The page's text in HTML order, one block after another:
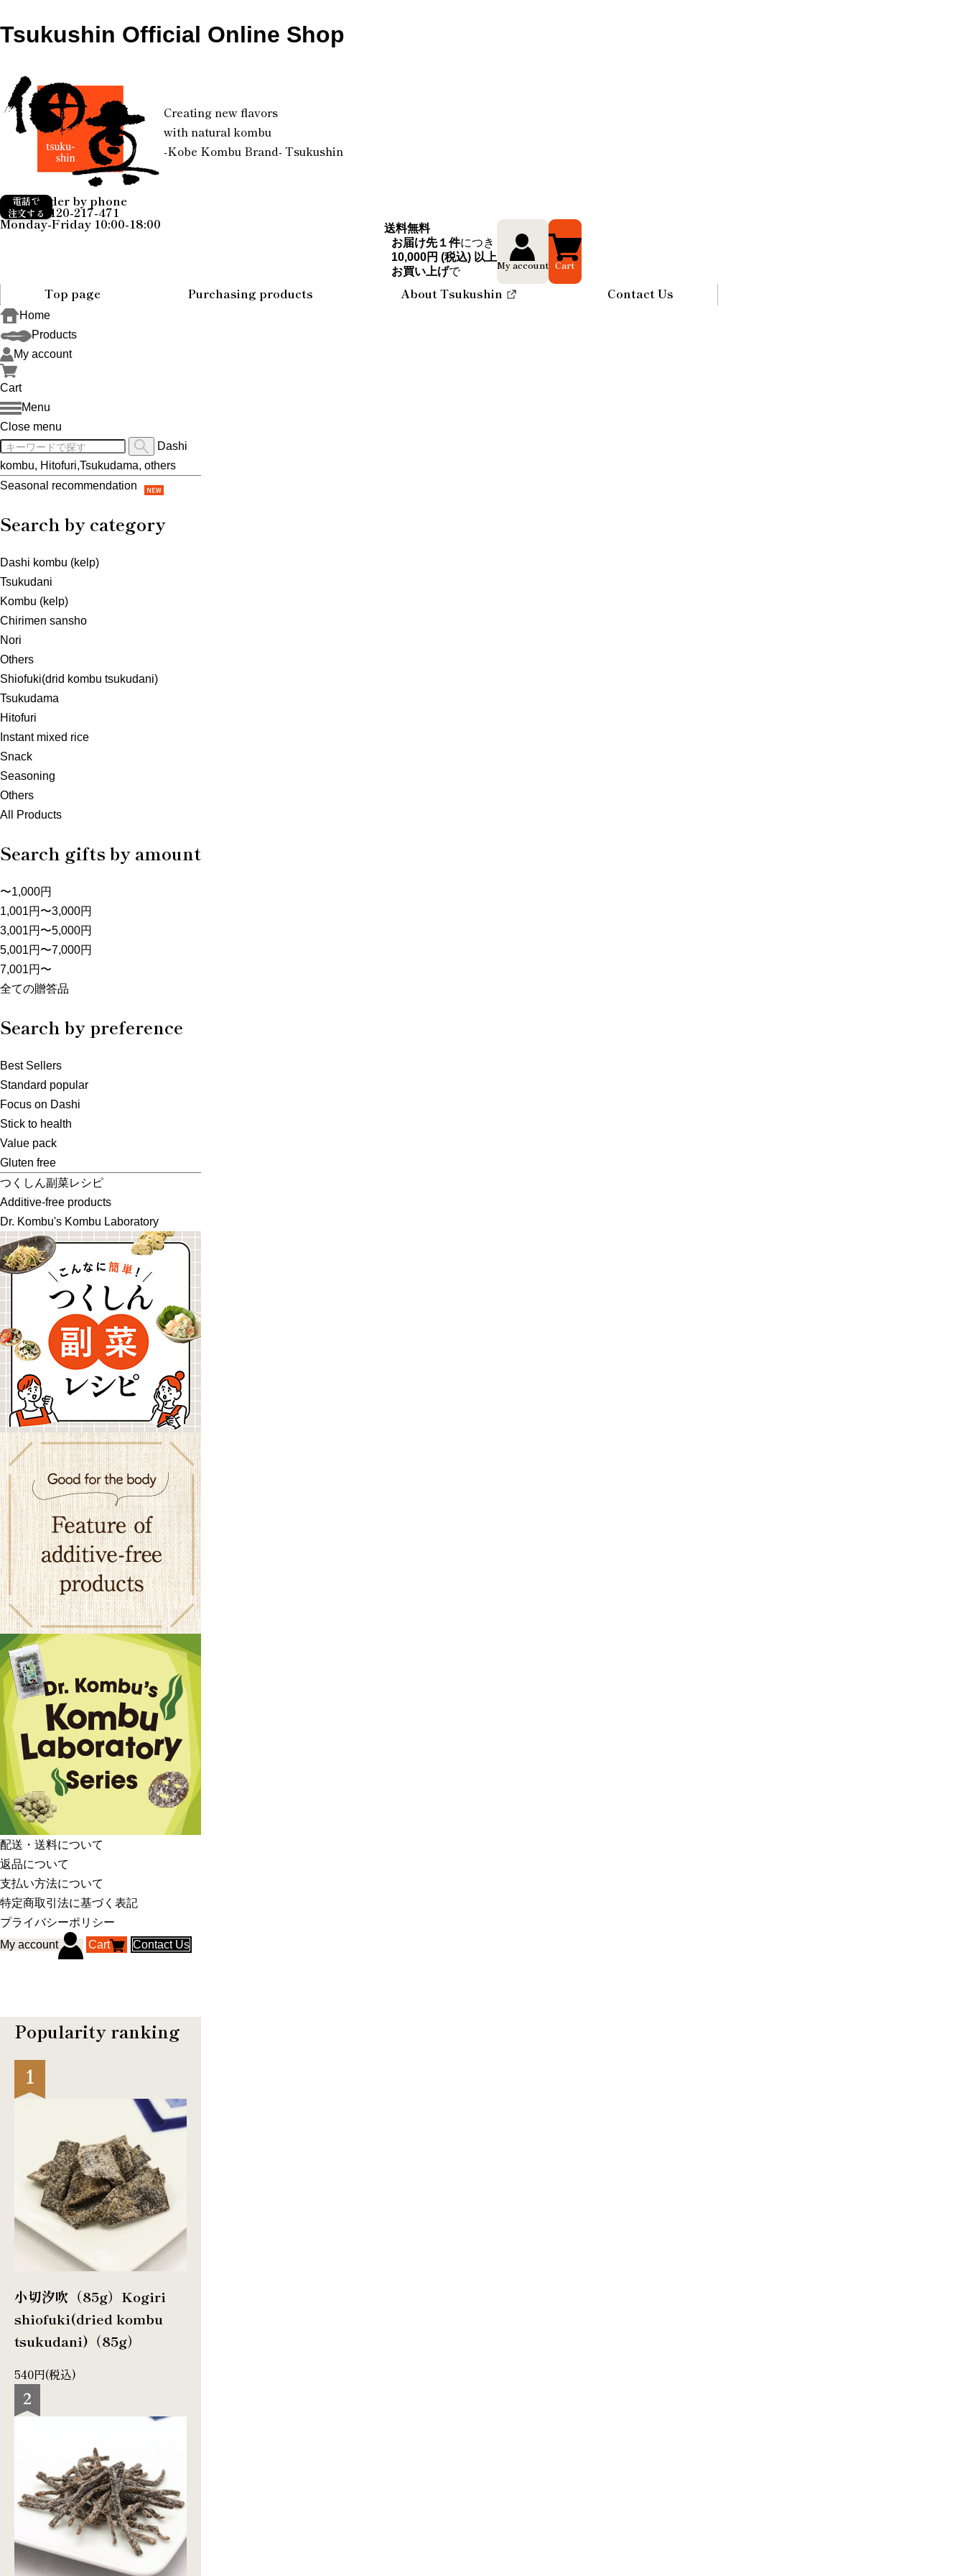
Tsukushin Official Online Shop
Creating new flavors
with natural kombu
-Kobe Kombu Brand- Tsukushin
Order by phone
0120-217-471
Monday-Friday 10:00-18:00
電話で
注文する
送料無料
お届け先１件につき
10,000円 (税込) 以上
お買い上げで
My account Cart
Top page Purchasing products About Tsukushin Contact Us
Home
Products
My account
Cart
Menu
Close menu
Dashi
kombu, Hitofuri,Tsukudama, others
Seasonal recommendation
Search by category
Dashi kombu (kelp)
Tsukudani
Kombu (kelp)
Chirimen sansho
Nori
Others
Shiofuki(drid kombu tsukudani)
Tsukudama
Hitofuri
Instant mixed rice
Snack
Seasoning
Others
All Products
Search gifts by amount
〜1,000円
1,001円〜3,000円
3,001円〜5,000円
5,001円〜7,000円
7,001円〜
全ての贈答品
Search by preference
Best Sellers
Standard popular
Focus on Dashi
Stick to health
Value pack
Gluten free
つくしん副菜レシピ
Additive-free products
Dr. Kombu's Kombu Laboratory
配送・送料について
返品について
支払い方法について
特定商取引法に基づく表記
プライバシーポリシー
My account
Cart Contact Us
Popularity ranking
小切汐吹（85g） Kogiri
shiofuki(dried kombu
tsukudani)（85g）
540円(税込)